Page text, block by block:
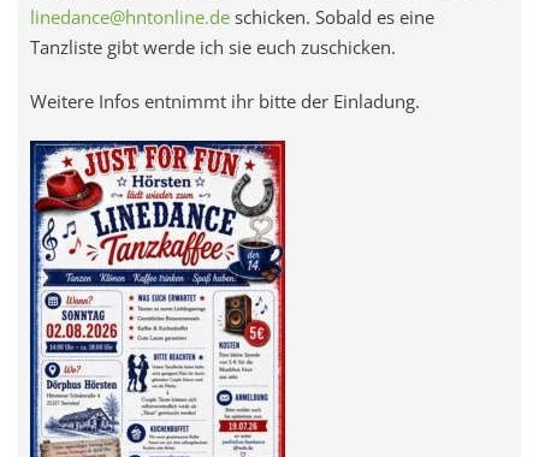
linedance@hntonline.de schicken. Sobald es eine
Tanzliste gibt werde ich sie euch zuschicken.
Weitere Infos entnimmt ihr bitte der Einladung.